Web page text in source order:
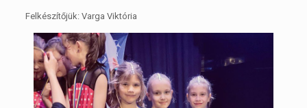
Felkészítőjük: Varga Viktória